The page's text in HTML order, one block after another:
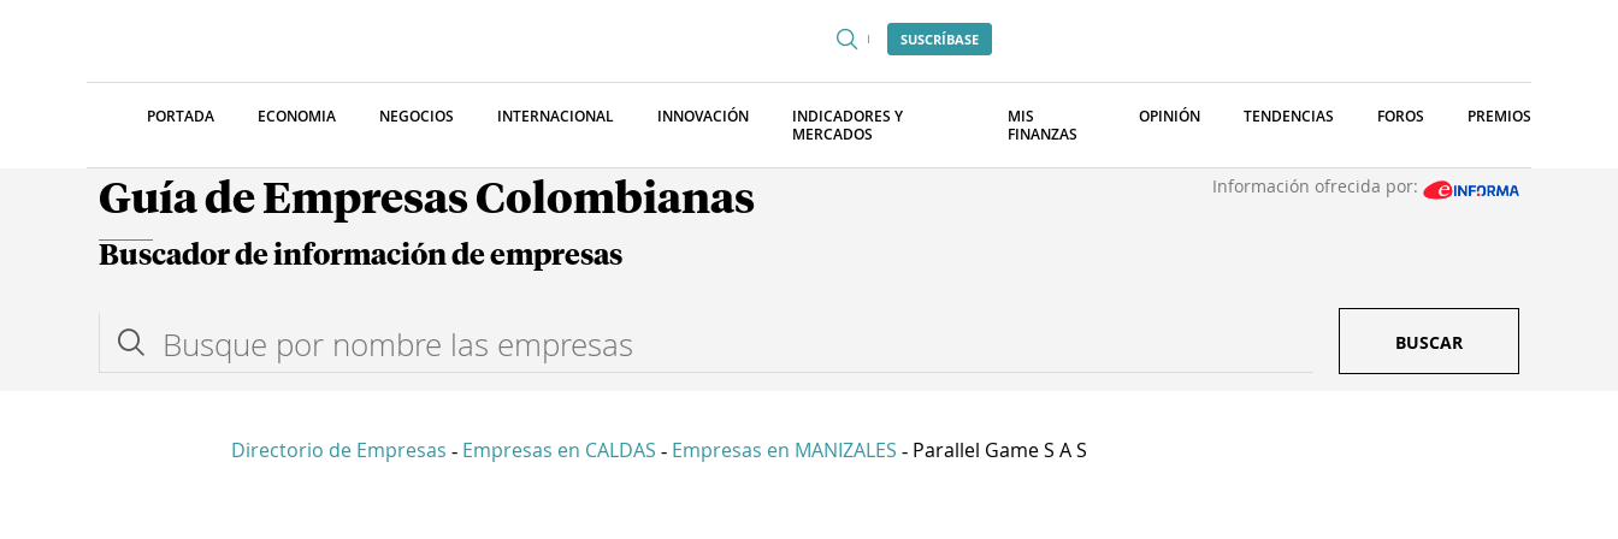
SUSCRÍBASE
PORTADA ECONOMIA NEGOCIOS INTERNACIONAL INNOVACIÓN
INDICADORES Y
MERCADOS
MIS
FINANZAS
OPINIÓN TENDENCIAS FOROS PREMIOS
Guía de Empresas Colombianas Información ofrecida por:
Buscador de información de empresas
BUSCAR
Directorio de Empresas - Empresas en CALDAS - Empresas en MANIZALES - Parallel Game S A S